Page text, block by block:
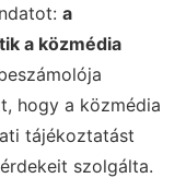
a
a közmédia
hogy a közmédia
tájékoztatást
szolgálta.